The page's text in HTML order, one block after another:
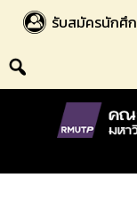
content
รับสมัครนักศึ